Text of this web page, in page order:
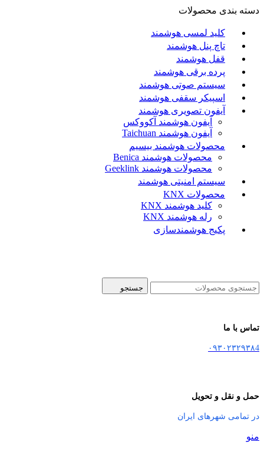
دسته بندی محصولات
کلید لمسی هوشمند
تاچ پنل هوشمند
قفل هوشمند
پرده برقی هوشمند
سیستم صوتی هوشمند
اسپیکر سقفی هوشمند
آیفون تصویری هوشمند
آيفون هوشمند آکووکس
آیفون هوشمند Taichuan
محصولات هوشمند بیسیم
محصولات هوشمند Benica
محصولات هوشمند Geeklink
سیستم امنیتی هوشمند
محصولات KNX
کلید هوشمند KNX
رله هوشمند KNX
پکیج هوشمندسازی
جستجو
تماس با ما
۰۹۳۰۲۳۲۹۳۸4
حمل و نقل و تحویل
در تمامی شهرهای ایران
منو